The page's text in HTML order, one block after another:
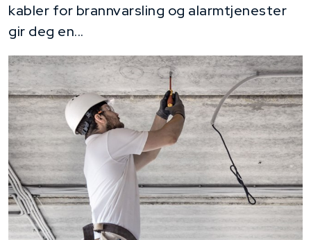
kabler for brannvarsling og alarmtjenester
gir deg en...